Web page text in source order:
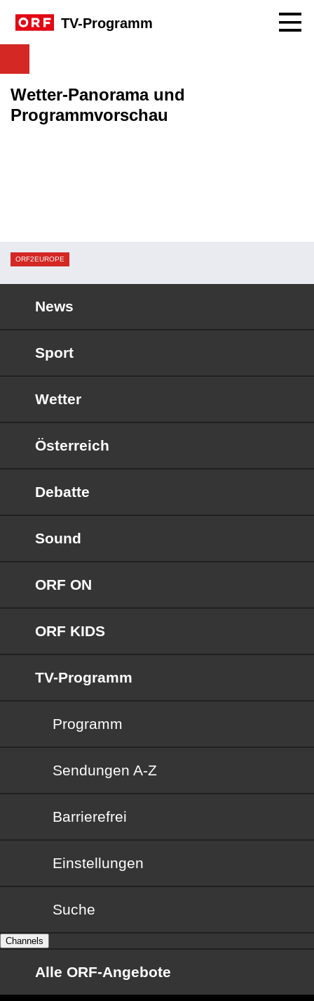
TV-Programm
Wetter-Panorama und
Programmvorschau
ORF2EUROPE
News
Sport
Wetter
Österreich
Debatte
Sound
ORF ON
ORF KIDS
TV-Programm
Programm
Sendungen von A bis Z
Sendungen A-Z
Barrierefrei
Barrierefrei
Einstellungen
Suche
Channels
Alle ORF-Angebote